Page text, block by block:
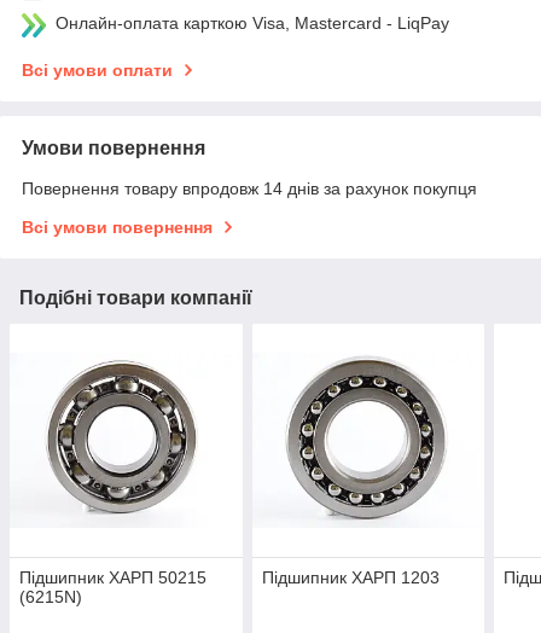
Онлайн-оплата карткою Visa, Mastercard - LiqPay
Всі умови оплати
Умови повернення
Повернення товару впродовж 14 днів за рахунок покупця
Всі умови повернення
Подібні товари компанії
Підшипник ХАРП 50215
(6215N)
Підшипник ХАРП 1203